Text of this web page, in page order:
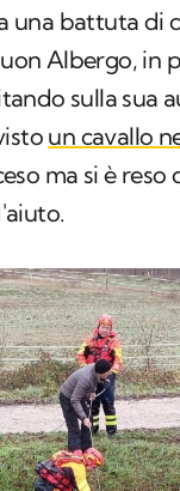
una battuta di
Albergo, in
sulla sua
un cavallo
ma si è